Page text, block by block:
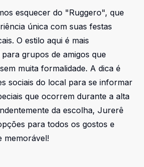
esquecer do "Ruggero", que
única com suas festas
O estilo aqui é mais
grupos de amigos que
muita formalidade. A dica é
sociais do local para se informar
que ocorrem durante a alta
da escolha, Jurerê
para todos os gostos e
memorável!